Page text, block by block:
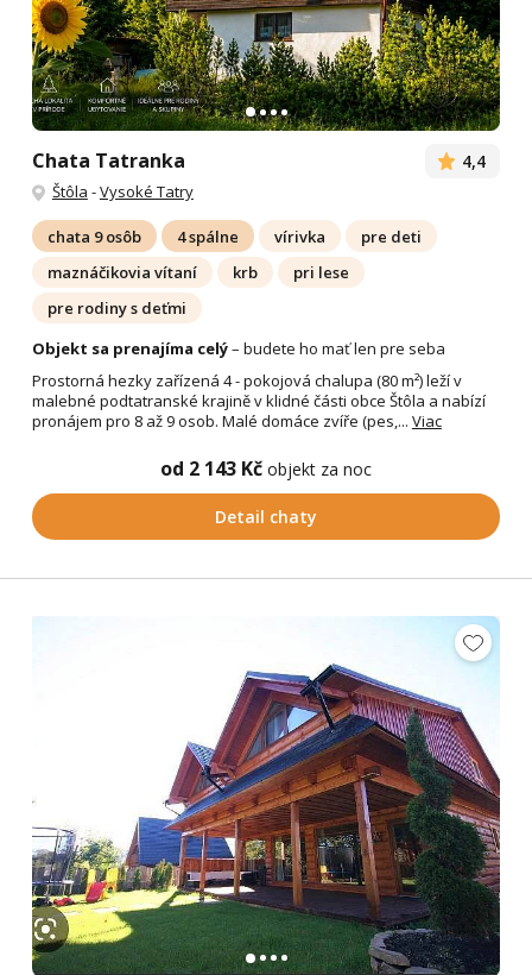
Chata Tatranka 4,4
Štôla -Vysoké Tatry
chata 9 osôb 4 spálne vírivka
pre deti
maznáčikovia vítaní
krb
pri lese
pre rodiny s deťmi
Objekt sa prenajíma celý– budete ho mať len pre seba
Prostorná hezky zařízená 4 - pokojová chalupa (80 m²) leží v
malebné podtatranské krajině v klidné části obce Štôla a nabízí
pronájem pro 8 až 9 osob. Malé domáce zvíře (pes,... Viac
od 2 143 Kč objekt za noc
Detail chaty